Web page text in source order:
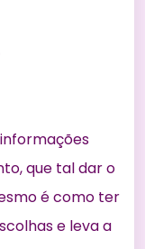
informações
que tal dar o
é como ter
e leva a